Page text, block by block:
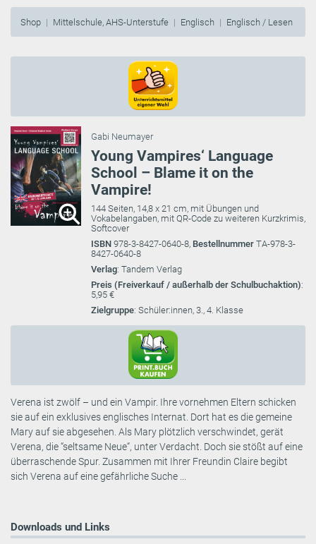
Shop Mittelschule, AHS-Unterstufe Englisch Englisch / Lesen
Gabi Neumayer
Young Vampires‘ Language
School – Blame it on the
Vampire!
144 Seiten, 14,8 x 21 cm, mit Übungen und
Vokabelangaben, mit QR-Code zu weiteren Kurzkrimis,
Softcover
ISBN 978-3-8427-0640-8, Bestellnummer TA-978-3-
8427-0640-8
Verlag: Tandem Verlag
Preis (Freiverkauf / außerhalb der Schulbuchaktion):
5,95 €
Zielgruppe: Schüler:innen, 3., 4. Klasse
Verena ist zwölf – und ein Vampir. Ihre vornehmen Eltern schicken
sie auf ein exklusives englisches Internat. Dort hat es die gemeine
Mary auf sie abgesehen. Als Mary plötzlich verschwindet, gerät
Verena, die “seltsame Neue“, unter Verdacht. Doch sie stößt auf eine
überraschende Spur. Zusammen mit Ihrer Freundin Claire begibt
sich Verena auf eine gefährliche Suche ...
Downloads und Links